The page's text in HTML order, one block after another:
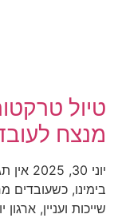
טיול
מנצח
יוני 30, 2025
אין
בימינו,
שייכות ועניין,